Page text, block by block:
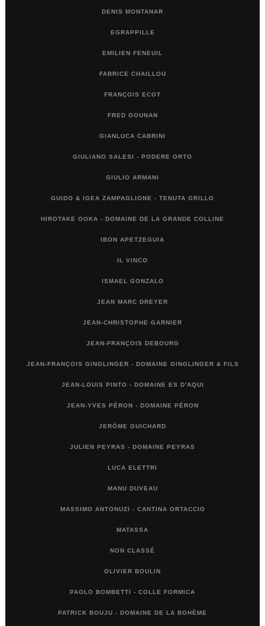
DENIS MONTANAR
EGRAPPILLE
EMILIEN FENEUIL
FABRICE CHAILLOU
FRANÇOIS ECOT
FRED GOUNAN
GIANLUCA CABRINI
GIULIANO SALESI - PODERE ORTO
GIULIO ARMANI
GUIDO & IGEA ZAMPAGLIONE - TENUTA GRILLO
HIROTAKE OOKA - DOMAINE DE LA GRANDE COLLINE
IBON APETZEGUIA
IL VINCO
ISMAEL GONZALO
JEAN MARC DREYER
JEAN-CHRISTOPHE GARNIER
JEAN-FRANÇOIS DEBOURG
JEAN-FRANÇOIS GINGLINGER - DOMAINE GINGLINGER & FILS
JEAN-LOUIS PINTO - DOMAINE ES D'AQUI
JEAN-YVES PÉRON - DOMAINE PÉRON
JERÔME GUICHARD
JULIEN PEYRAS - DOMAINE PEYRAS
LUCA ELETTRI
MANU DUVEAU
MASSIMO ANTONUZI - CANTINA ORTACCIO
MATASSA
NON CLASSÉ
OLIVIER BOULIN
PAOLO BOMBETTI - COLLE FORMICA
PATRICK BOUJU - DOMAINE DE LA BOHÈME